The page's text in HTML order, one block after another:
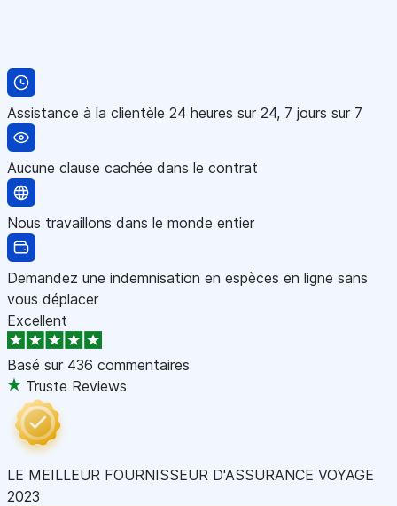
Assistance à la clientèle 24 heures sur 24, 7 jours sur 7
Aucune clause cachée dans le contrat
Nous travaillons dans le monde entier
Demandez une indemnisation en espèces en ligne sans
vous déplacer
Excellent
Basé sur 436 commentaires
Truste Reviews
LE MEILLEUR FOURNISSEUR D'ASSURANCE VOYAGE
2023